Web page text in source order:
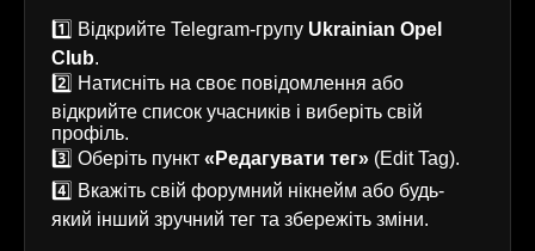
1️⃣ Відкрийте Telegram-групу Ukrainian Opel
Club.
2️⃣ Натисніть на своє повідомлення або
відкрийте список учасників і виберіть свій
профіль.
3️⃣ Оберіть пункт «Редагувати тег» (Edit Tag).
4️⃣ Вкажіть свій форумний нікнейм або будь-
який інший зручний тег та збережіть зміни.